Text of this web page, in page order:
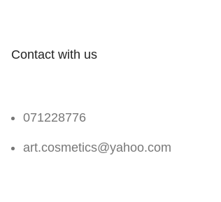
Contact with us
071228776
art.cosmetics@yahoo.com